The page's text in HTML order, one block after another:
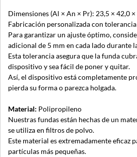
Dimensiones (Al × An × Pr): 23,5 × 42,0 ×
Fabricación personalizada con
Para garantizar un ajuste óptimo,
adicional de 5 mm en cada lado durante
Esta tolerancia asegura que la funda
dispositivo y sea fácil de poner y quitar.
Así, el dispositivo está completamente
pierda su forma o parezca holgada.
Material: Polipropileno
Nuestras fundas están hechas de un
se utiliza en filtros de polvo.
Este material es extremadamente eficaz
partículas más pequeñas.